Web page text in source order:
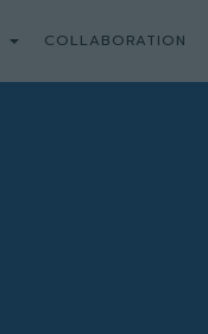
COLLABORATION